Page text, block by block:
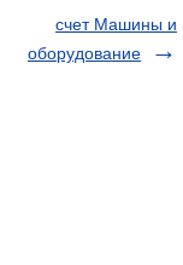
счет Машины и
оборудование